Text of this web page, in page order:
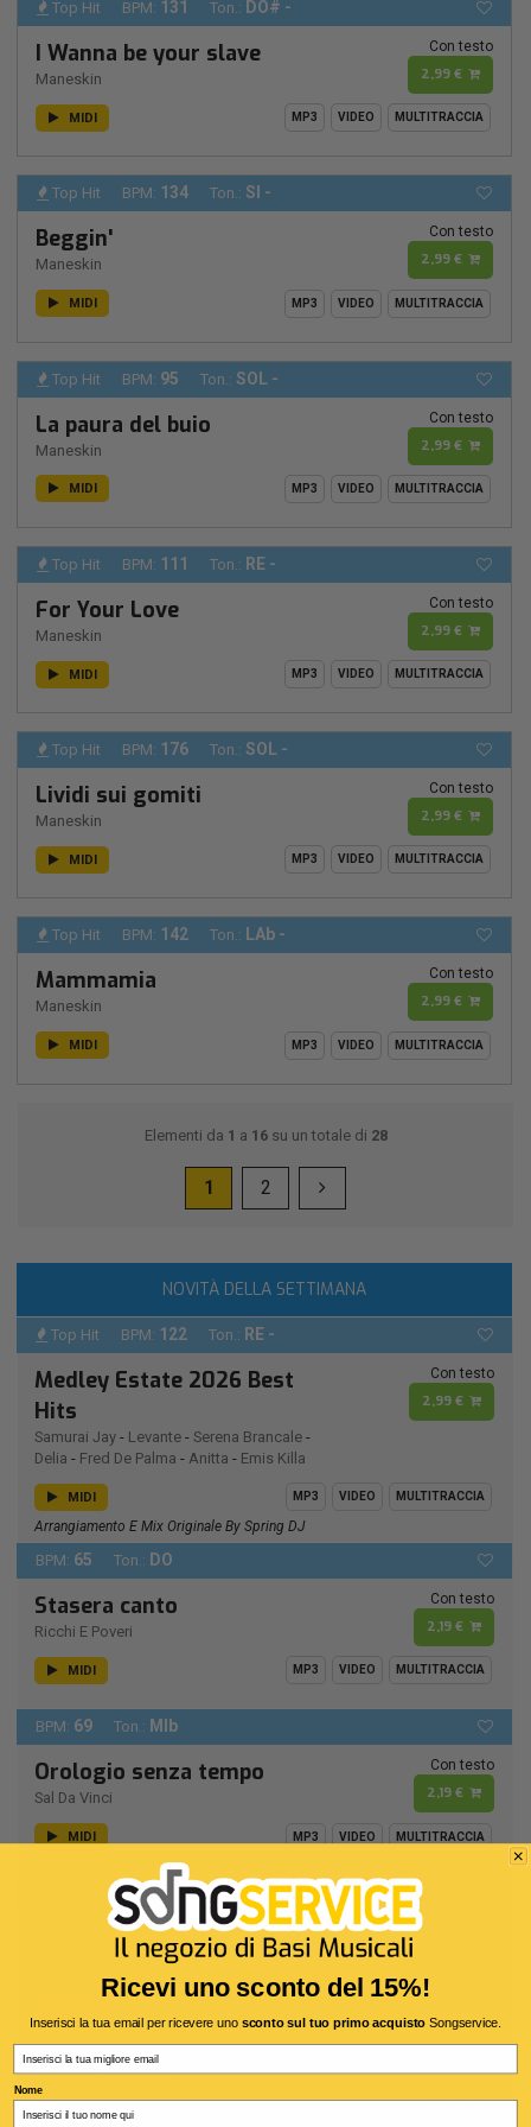
Top Hit BPM: 131 Ton.: DO# -
I Wanna be your slave
Maneskin
Con testo
2,99 €
MIDI MP3 VIDEO MULTITRACCIA
Top Hit BPM: 134 Ton.: SI -
Beggin'
Maneskin
Con testo
2,99 €
MIDI MP3 VIDEO MULTITRACCIA
Top Hit BPM: 95 Ton.: SOL -
La paura del buio
Maneskin
Con testo
2,99 €
MIDI MP3 VIDEO MULTITRACCIA
Top Hit BPM: 111 Ton.: RE -
For Your Love
Maneskin
Con testo
2,99 €
MIDI MP3 VIDEO MULTITRACCIA
Top Hit BPM: 176 Ton.: SOL -
Lividi sui gomiti
Maneskin
Con testo
2,99 €
MIDI MP3 VIDEO MULTITRACCIA
Top Hit BPM: 142 Ton.: LAb -
Mammamia
Maneskin
Con testo
2,99 €
MIDI MP3 VIDEO MULTITRACCIA
Elementi da 1 a 16su un totale di 28
1 2
NOVITÀ DELLA SETTIMANA
Top Hit BPM: 122 Ton.: RE -
Medley Estate 2026 Best
Hits
Samurai Jay - Levante - Serena Brancale -
Delia - Fred De Palma - Anitta - Emis Killa
Con testo
2,99 €
MIDI MP3 VIDEO MULTITRACCIA
Arrangiamento E Mix Originale By Spring DJ
BPM: 65 Ton.: DO
Stasera canto
Ricchi E Poveri
Con testo
2,19 €
MIDI MP3 VIDEO MULTITRACCIA
BPM: 69 Ton.: MIb
Orologio senza tempo
Sal Da Vinci
Con testo
2,19 €
MIDI MP3 VIDEO MULTITRACCIA
Ton.:RE -
Io ritorno solo
Remastering 1990
BPM: 115 Ton.:
Caribbean Queen (No More
Con testo
Ricevi uno sconto del 15%!
Inserisci la tua email per ricevere uno sconto sul tuo primo acquistoSongservice.
Nome